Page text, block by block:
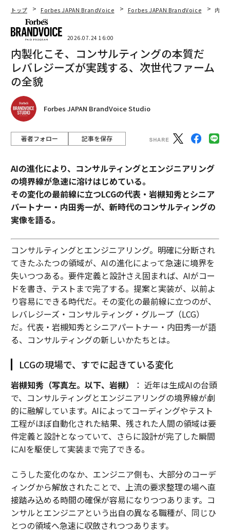
トップ Forbes JAPAN BrandVoice Forbes JAPAN BrandVoice 内製
2026.07.24 16:00
内製化こそ、コンサルティングの本質だ
レバレジーズが実践する、次世代ファーム
の全貌
Forbes JAPAN BrandVoice Studio
著者フォロー 記事を保存
AIの進化により、コンサルティングとエンジニアリング
の境界線が急速に溶けはじめている。
その変化の最前線に立つLCGの代表・岩槻知秀とシニア
パートナー・内田秀一が、新時代のコンサルティングの
実像を語る。
コンサルティングとエンジニアリング。明確に分断され
てきたふたつの領域が、AIの進化によって急速に境界を
失いつつある。要件定義と設計さえ固まれば、AIがコー
ドを書き、テストまで完了する。提案と実装が、以前よ
り容易にできる時代だ。その変化の最前線に立つのが、
レバレジーズ・コンサルティング・グループ（LCG）
だ。代表・岩槻知秀とシニアパートナー・内田秀一が語
る、コンサルティングの新しいかたちとは。
LCGの現場で、すでに起きている変化
岩槻知秀（写真左。以下、岩槻）
： 近年は生成AIの台頭
で、コンサルティングとエンジニアリングの境界線が劇
的に融解しています。AIによってコーディングやテスト
工程がほぼ自動化された結果、残された人間の領域は要
件定義と設計となっていて、さらに設計が完了した瞬間
にAIを駆使して実装まで完了できる。
こうした変化のなか、エンジニア側も、大部分のコーデ
ィングから解放されたことで、上流の要求整理の場へ直
接踏み込める時間の確保が容易になりつつあります。コ
ンサルとエンジニアという出自の異なる職種が、同じひ
とつの領域へ急速に収斂されつつあります。